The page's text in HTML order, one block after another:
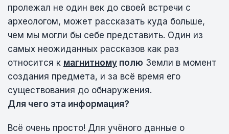
пролежал не один век до своей встречи с
археологом, может рассказать куда больше,
чем мы могли бы себе представить. Один из
самых неожиданных рассказов как раз
относится к магнитному полю Земли в момент
создания предмета, и за всё время его
существования до обнаружения.
Для чего эта информация?
Всё очень просто! Для учёного данные о